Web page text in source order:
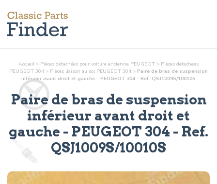
Accueil > Pièces détachées pour voiture ancienne PEUGEOT > Pièces détachées
PEUGEOT 304 > Pièces liaison au sol PEUGEOT 304 > Paire de bras de suspension
inférieur avant droit et gauche - PEUGEOT 304 - Ref. QSJ1009S/10010S
Paire de bras de suspension
inférieur avant droit et
gauche - PEUGEOT 304 - Ref.
QSJ1009S/10010S